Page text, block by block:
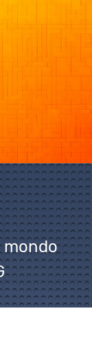
mondo